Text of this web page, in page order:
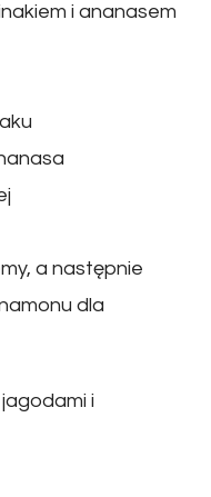
i ananasem
a następnie
dla
i